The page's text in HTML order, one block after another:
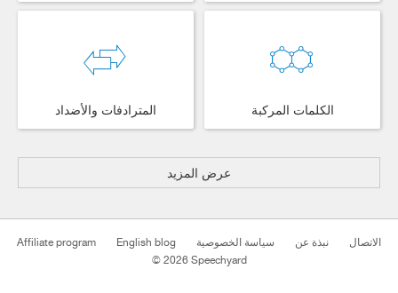
المترادفات والأضداد الكلمات المركبة
عرض المزيد
Affiliate program English blog سياسة الخصوصية نبذة عن
الاتصال
© 2026 Speechyard